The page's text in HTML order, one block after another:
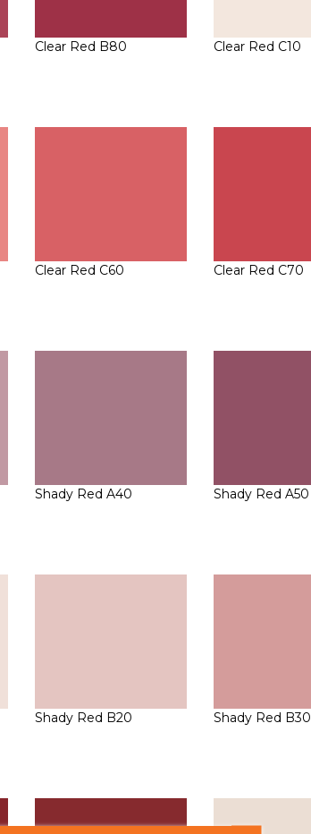
Clear Red B80 Clear Red C10
Clear Red C60 Clear Red C70
Shady Red A40 Shady Red A50
Shady Red B20 Shady Red B30